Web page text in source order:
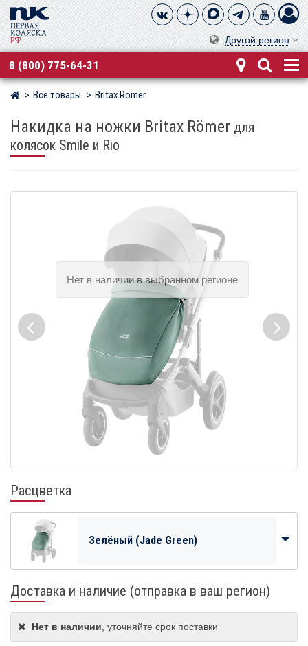
Другой регион
8 (800) 775-64-31
Магазин детских колясок
Все товары Britax Römer
Накидка на ножки Britax Römer для
колясок Smile и Rio
Расцветка
Зелёный (Jade Green)
Доставка и наличие (отправка в ваш регион)
Нет в наличии , уточняйте срок поставки